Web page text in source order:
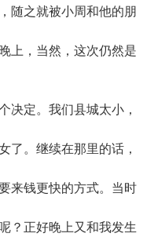
之就被小周和他的朋
上，当然，这次仍然是
定。我们县城太小，
了。继续在那里的话，
来钱更快的方式。当时
？正好晚上又和我发生